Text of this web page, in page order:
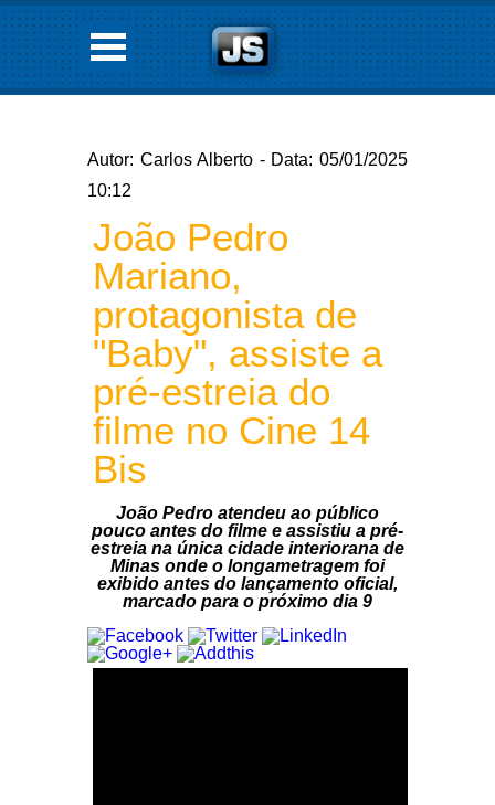
Autor: Carlos Alberto - Data: 05/01/2025
10:12
João Pedro
Mariano,
protagonista de
"Baby", assiste a
pré-estreia do
filme no Cine 14
Bis
João Pedro atendeu ao público
pouco antes do filme e assistiu a pré-
estreia na única cidade interiorana de
Minas onde o longametragem foi
exibido antes do lançamento oficial,
marcado para o próximo dia 9